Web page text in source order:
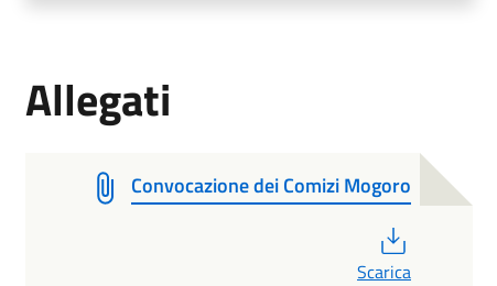
Allegati
Convocazione dei Comizi Mogoro
Scarica